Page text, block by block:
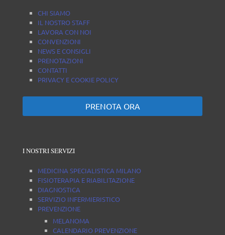
CHI SIAMO
IL NOSTRO STAFF
LAVORA CON NOI
CONVENZIONI
NEWS E CONSIGLI
PRENOTAZIONI
CONTATTI
PRIVACY E COOKIE POLICY
PRENOTA ORA
I NOSTRI SERVIZI
MEDICINA SPECIALISTICA MILANO
FISIOTERAPIA E RIABILITAZIONE
DIAGNOSTICA
SERVIZIO INFERMIERISTICO
PREVENZIONE
MELANOMA
CALENDARIO PREVENZIONE